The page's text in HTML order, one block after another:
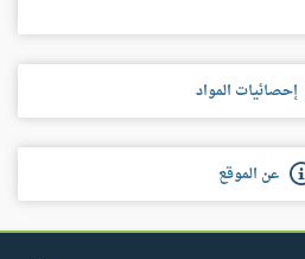
إحصائيات المواد
عن الموقع